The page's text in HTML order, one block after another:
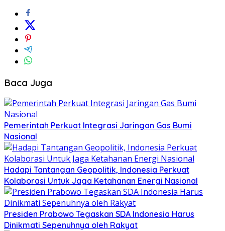
Baca Juga
Pemerintah Perkuat Integrasi Jaringan Gas Bumi
Nasional
Hadapi Tantangan Geopolitik, Indonesia Perkuat
Kolaborasi Untuk Jaga Ketahanan Energi Nasional
Presiden Prabowo Tegaskan SDA Indonesia Harus
Dinikmati Sepenuhnya oleh Rakyat